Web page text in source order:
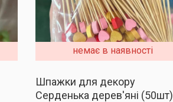
немає в наявності
Шпажки для декору
Серденька дерев'яні (50шт)